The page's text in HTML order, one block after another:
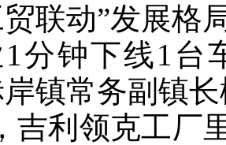
贸联动”发展格
1分钟下线1台
镇常务副镇
吉利领克工厂